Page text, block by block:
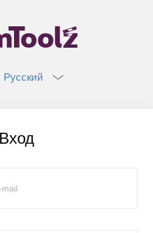
Русский
Вход